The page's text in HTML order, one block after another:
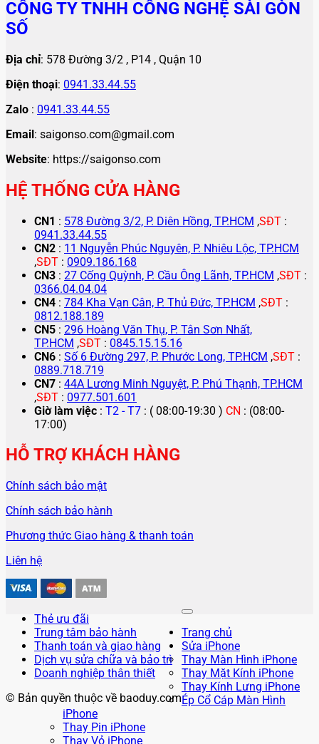
CÔNG TY TNHH CÔNG NGHỆ SÀI GÒN
SỐ
Địa chỉ: 578 Đường 3/2 , P14 , Quận 10
Điện thoại: 0941.33.44.55
Zalo : 0941.33.44.55
Email: saigonso.com@gmail.com
Website: https://saigonso.com
HỆ THỐNG CỬA HÀNG
CN1 : 578 Đường 3/2, P. Diên Hồng, TP.HCM ,SĐT :
0941.33.44.55
CN2 : 11 Nguyễn Phúc Nguyên, P. Nhiêu Lộc, TP.HCM
,SĐT : 0909.186.168
CN3 : 27 Cống Quỳnh, P. Cầu Ông Lãnh, TP.HCM ,SĐT :
0366.04.04.04
CN4 : 784 Kha Vạn Cân, P. Thủ Đức, TP.HCM ,SĐT :
0812.188.189
CN5 : 296 Hoàng Văn Thụ, P. Tân Sơn Nhất,
TP.HCM ,SĐT : 0845.15.15.16
CN6 : Số 6 Đường 297, P. Phước Long, TP.HCM ,SĐT :
0889.718.719
CN7 : 44A Lương Minh Nguyệt, P. Phú Thạnh, TP.HCM
,SĐT : 0977.501.601
Giờ làm việc : T2 - T7 : ( 08:00-19:30 ) CN : (08:00-
17:00)
HỖ TRỢ KHÁCH HÀNG
Chính sách bảo mật
Chính sách bảo hành
Phương thức Giao hàng & thanh toán
Liên hệ
Thẻ ưu đãi
Trung tâm bảo hành
Thanh toán và giao hàng
Dịch vụ sửa chữa và bảo trì
Doanh nghiệp thân thiết
© Bản quyền thuộc về baoduy.com
Trang chủ
Sửa iPhone
Thay Màn Hình iPhone
Thay Mặt Kính iPhone
Thay Kính Lưng iPhone
Ép Cổ Cáp Màn Hình
iPhone
Thay Pin iPhone
Thay Vỏ iPhone